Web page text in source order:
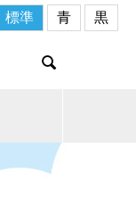
標準 青 黒
